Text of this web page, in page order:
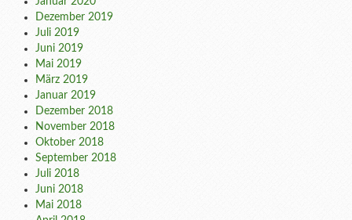
Dezember 2019
Juli 2019
Juni 2019
Mai 2019
März 2019
Januar 2019
Dezember 2018
November 2018
Oktober 2018
September 2018
Juli 2018
Juni 2018
Mai 2018